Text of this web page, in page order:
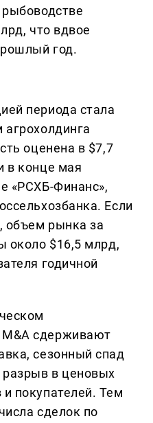
что вдвое
год.
периода стала
агрохолдинга
оценена в $7,7
в конце мая
«РСХБ-Финанс»,
Если
объем рынка за
около $16,5 млрд,
годичной
сдерживают
сезонный спад
разрыв в ценовых
покупателей. Тем
сделок по